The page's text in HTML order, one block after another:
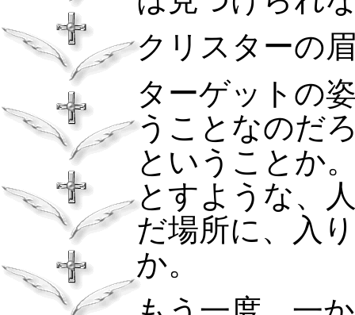
クリスターの
ターゲットの
うことなのだ
ということか
とすような、
だ場所に、入
か。